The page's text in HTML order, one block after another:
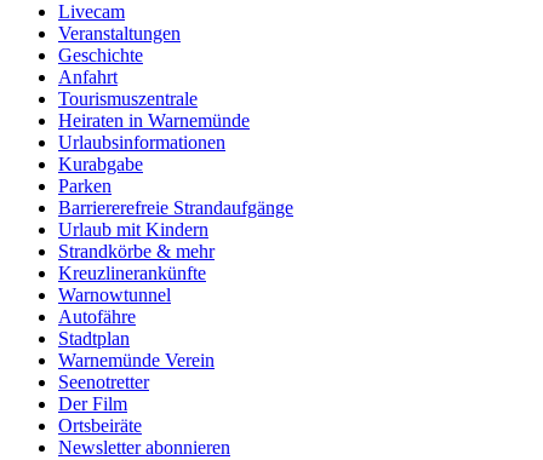
Livecam
Veranstaltungen
Geschichte
Anfahrt
Tourismuszentrale
Heiraten in Warnemünde
Urlaubsinformationen
Kurabgabe
Parken
Barriererefreie Strandaufgänge
Urlaub mit Kindern
Strandkörbe & mehr
Kreuzlinerankünfte
Warnowtunnel
Autofähre
Stadtplan
Warnemünde Verein
Seenotretter
Der Film
Ortsbeiräte
Newsletter abonnieren